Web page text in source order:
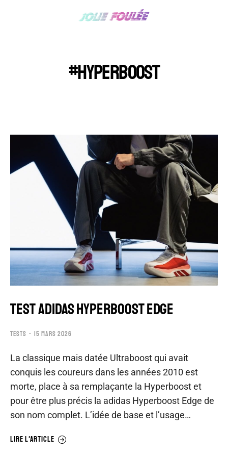
#HYPERBOOST
TEST ADIDAS HYPERBOOST EDGE
TESTS 15 MARS 2026
La classique mais datée Ultraboost qui avait
conquis les coureurs dans les années 2010 est
morte, place à sa remplaçante la Hyperboost et
pour être plus précis la adidas Hyperboost Edge de
son nom complet. L’idée de base et l’usage…
LIRE L'ARTICLE